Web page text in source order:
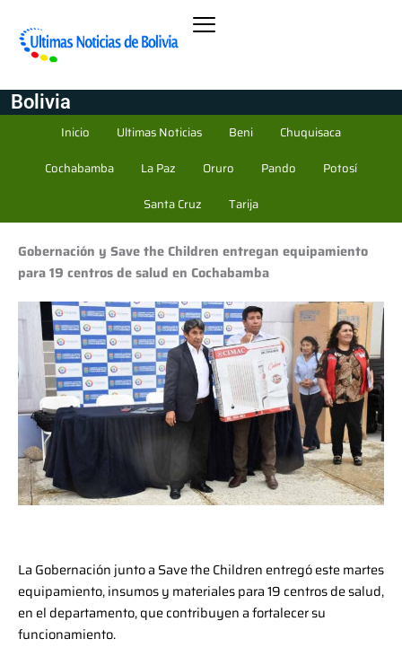
Bolivia
Inicio Ultimas Noticias Beni
Chuquisaca
Cochabamba
La Paz Oruro Pando
Potosí
Santa Cruz
Tarija
Gobernación y Save the Children entregan equipamiento
para 19 centros de salud en Cochabamba
La Gobernación junto a Save the Children entregó este martes
equipamiento, insumos y materiales para 19 centros de salud,
en el departamento, que contribuyen a fortalecer su
funcionamiento.